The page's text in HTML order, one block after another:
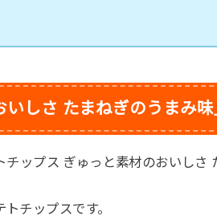
いしさ たまねぎのうまみ
ップス ぎゅっと素材のおいしさ
チップスです。